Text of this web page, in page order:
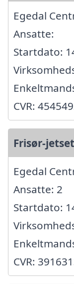
Egedal
Ansatte:
Startdato:
CVR:
Frisør-jetset
Egedal
Ansatte: 2
Startdato:
CVR: